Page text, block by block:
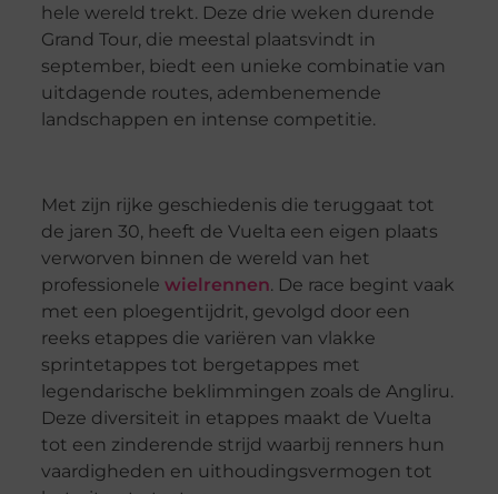
hele wereld trekt. Deze drie weken durende
Grand Tour, die meestal plaatsvindt in
september, biedt een unieke combinatie van
uitdagende routes, adembenemende
landschappen en intense competitie.
Met zijn rijke geschiedenis die teruggaat tot
de jaren 30, heeft de Vuelta een eigen plaats
verworven binnen de wereld van het
professionele wielrennen. De race begint vaak
met een ploegentijdrit, gevolgd door een
reeks etappes die variëren van vlakke
sprintetappes tot bergetappes met
legendarische beklimmingen zoals de Angliru.
Deze diversiteit in etappes maakt de Vuelta
tot een zinderende strijd waarbij renners hun
vaardigheden en uithoudingsvermogen tot